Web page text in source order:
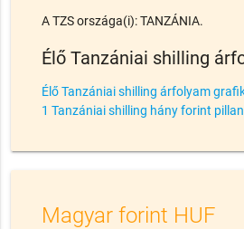
A TZS országa(i): TANZÁNIA.
Élő Tanzániai shilling
Élő Tanzániai shilling árfolyam
1 Tanzániai shilling hány forint
Magyar forint HUF